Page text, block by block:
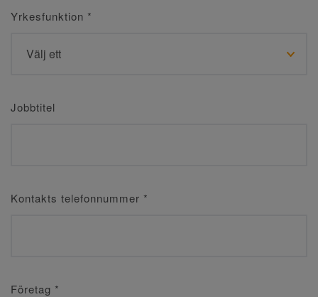
Yrkesfunktion *
Jobbtitel
Kontakts telefonnummer *
Företag *